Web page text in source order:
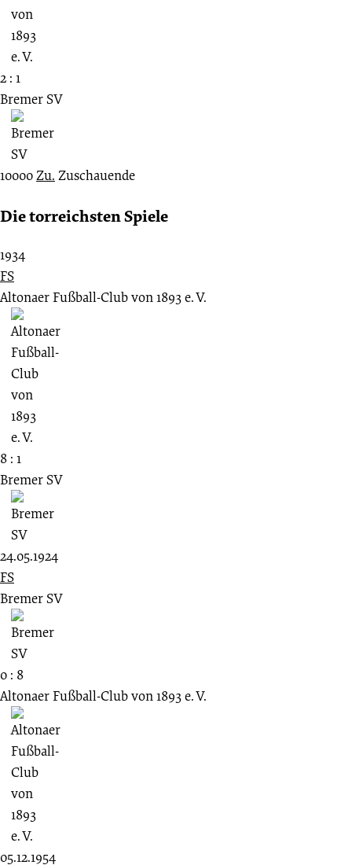
2 : 1
Bremer SV
10000Zu. Zuschauende
Die torreichsten Spiele
1934
FS
Altonaer Fußball-Club von 1893 e. V.
8 : 1
Bremer SV
24.05.1924
FS
Bremer SV
0 : 8
Altonaer Fußball-Club von 1893 e. V.
05.12.1954